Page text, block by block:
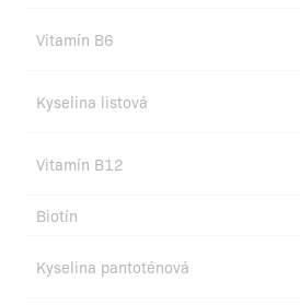
Vitamín B6
Kyselina listová
Vitamín B12
Biotín
Kyselina pantoténová